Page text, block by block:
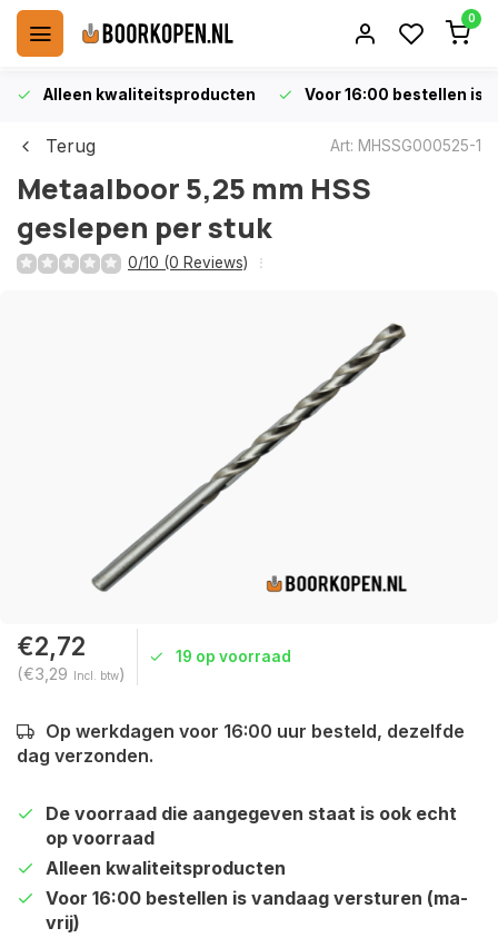
0
Alleen kwaliteitsproducten Voor 16:00 bestellen is
Terug Art: MHSSG000525-1
Metaalboor 5,25 mm HSS
geslepen per stuk
0/10 (0 Reviews)
€2,72
(€3,29 Incl. btw)
19 op voorraad
Op werkdagen voor 16:00 uur besteld, dezelfde
dag verzonden.
De voorraad die aangegeven staat is ook echt
op voorraad
Alleen kwaliteitsproducten
Voor 16:00 bestellen is vandaag versturen (ma-
vrij)